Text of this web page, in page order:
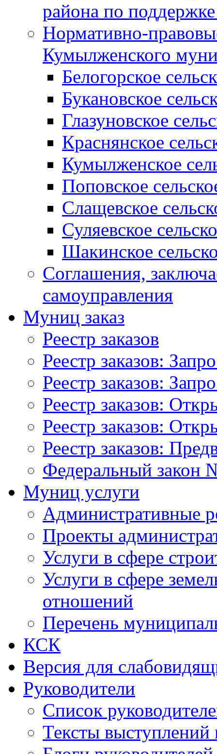
района по
Нормативно-
Кумылженского
Белогорское
Букановское
Глазуновское
Краснянское
Кумылженское
Поповское
Слащевское
Суляевское
Шакинское
Соглашения,
самоуправления
Муниц заказ
Реестр заказов
Реестр заказов:
Реестр заказов:
Реестр заказов:
Реестр заказов:
Реестр заказов:
Федеральный закон
Муниц услуги
Административные
Проекты
Услуги в сфере
Услуги в сфере
отношений
Перечень
КСК
Версия для
Руководители
Список
Тексты выступлений